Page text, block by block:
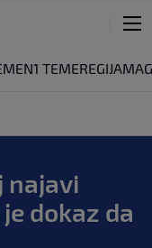
N1 TEMEREGIJA
najavi
dokaz da